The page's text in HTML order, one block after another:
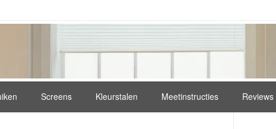
Screens Kleurstalen Meetinstructies Reviews